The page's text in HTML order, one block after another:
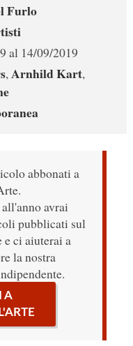
Furlo
al 14/09/2019
,Arnhild Kart,
abbonati a
avrai
pubblicati sul
ci aiuterai a
la nostra
A